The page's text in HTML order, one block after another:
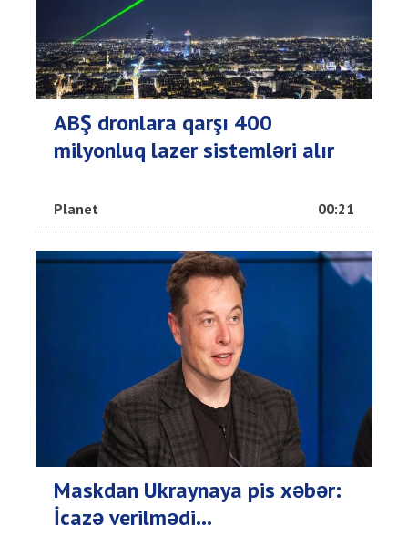
ABŞ dronlara qarşı 400
milyonluq lazer sistemləri alır
Planet 00:21
Maskdan Ukraynaya pis xəbər:
İcazə verilmədi...